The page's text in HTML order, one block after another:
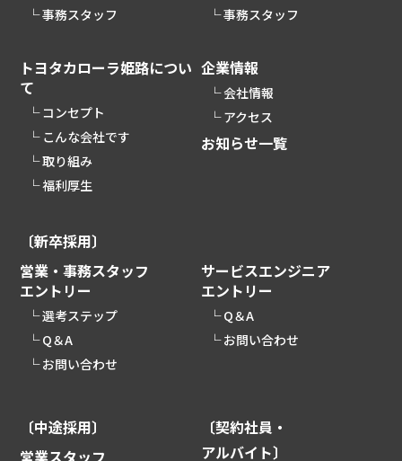
事務スタッフ
事務スタッフ
トヨタカローラ姫路につい
て
コンセプト
こんな会社です
取り組み
福利厚生
企業情報
会社情報
アクセス
お知らせ一覧
〔新卒採用〕
営業・事務スタッフ
エントリー
選考ステップ
Q＆A
お問い合わせ
サービスエンジニア
エントリー
Q＆A
お問い合わせ
〔中途採用〕
営業スタッフ
〔契約社員・
アルバイト〕